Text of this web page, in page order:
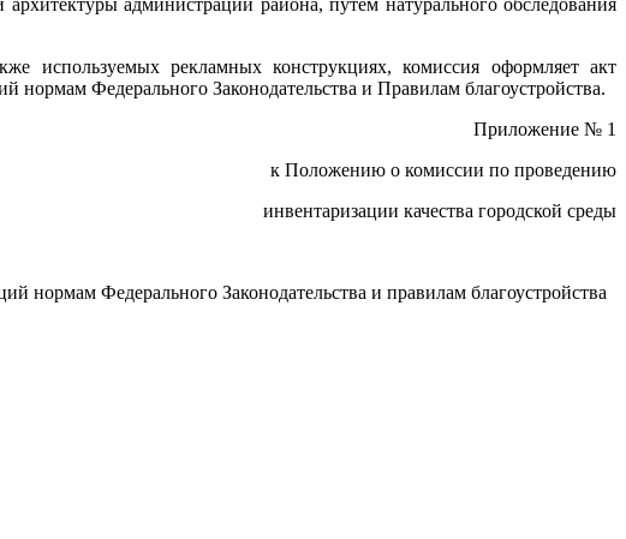
используемых рекламных конструкциях, комиссия оформляет акт
нормам Федерального Законодательства и Правилам благоустройства.
Приложение № 1
к Положению о комиссии по проведению
инвентаризации качества городской среды
нормам Федерального Законодательства и правилам благоустройства